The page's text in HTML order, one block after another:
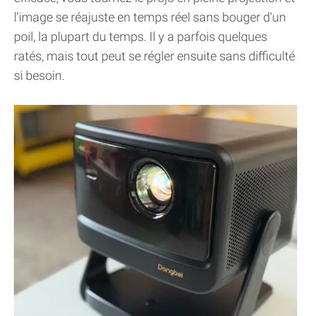
l'image se réajuste en temps réel sans bouger d'un
poil, la plupart du temps. Il y a parfois quelques
ratés, mais tout peut se régler ensuite sans difficulté
si besoin.